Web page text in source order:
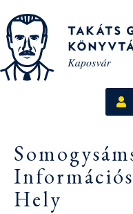
Információs
Hely